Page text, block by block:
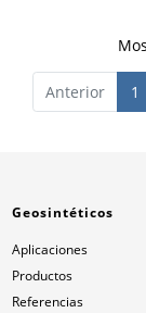
Anterior 1
Geosintéticos
Aplicaciones
Productos
Referencias